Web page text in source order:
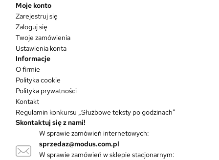
Moje konto
Zarejestruj się
Zaloguj się
Twoje zamówienia
Ustawienia konta
Informacje
O firmie
Polityka cookie
Polityka prywatności
Kontakt
Regulamin konkursu „Służbowe teksty po godzinach”
Skontaktuj się z nami!
W sprawie zamówień internetowych:
sprzedaz@modus.com.pl
W sprawie zamówień w sklepie stacjonarnym: